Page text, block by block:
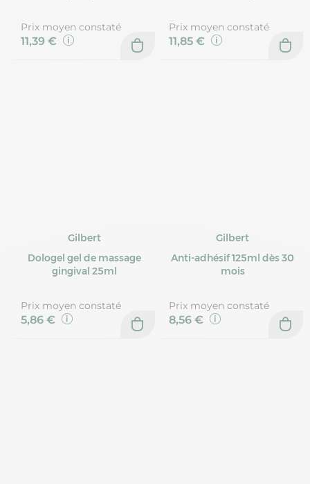
Prix moyen constaté
11,39 €
Prix moyen constaté
11,85 €
Gilbert
Dologel gel de massage
gingival 25ml
Prix moyen constaté
5,86 €
Gilbert
Anti-adhésif 125ml dès 30
mois
Prix moyen constaté
8,56 €